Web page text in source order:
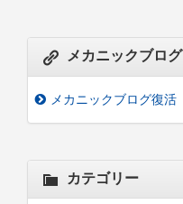
メカニックブログ
メカニックブログ復活
カテゴリー